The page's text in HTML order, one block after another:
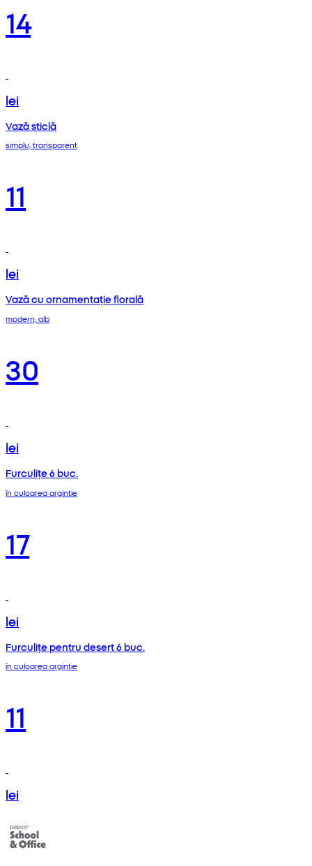
14
lei
Vază sticlă
simplu, transparent
11
lei
Vază cu ornamentație florală
modern, alb
30
lei
Furculițe 6 buc.
în culoarea argintie
17
lei
Furculițe pentru desert 6 buc.
în culoarea argintie
11
lei